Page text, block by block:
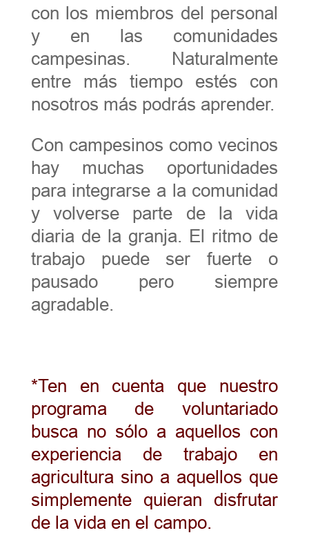
con los miembros del personal
y en las comunidades
campesinas. Naturalmente
entre más tiempo estés con
nosotros más podrás aprender.
Con campesinos como vecinos
hay muchas oportunidades
para integrarse a la comunidad
y volverse parte de la vida
diaria de la granja. El ritmo de
trabajo puede ser fuerte o
pausado pero siempre
agradable.
*Ten en cuenta que nuestro
programa de voluntariado
busca no sólo a aquellos con
experiencia de trabajo en
agricultura sino a aquellos que
simplemente quieran disfrutar
de la vida en el campo.